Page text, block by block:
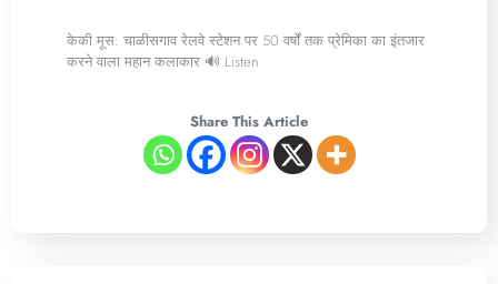
केकी मूस: चाळीसगाव रेलवे स्टेशन पर 50 वर्षों तक प्रेमिका का इंतजार
करने वाला महान कलाकार 🔊 Listen
Share This Article